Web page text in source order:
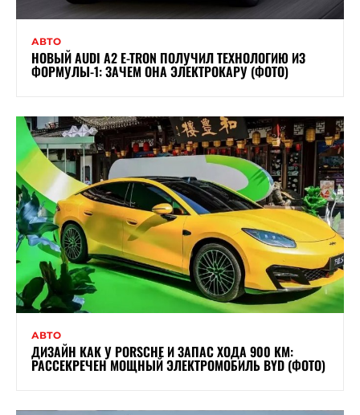
АВТО
НОВЫЙ AUDI A2 E-TRON ПОЛУЧИЛ ТЕХНОЛОГИЮ ИЗ
ФОРМУЛЫ-1: ЗАЧЕМ ОНА ЭЛЕКТРОКАРУ (ФОТО)
АВТО
ДИЗАЙН КАК У PORSCHE И ЗАПАС ХОДА 900 КМ:
РАССЕКРЕЧЕН МОЩНЫЙ ЭЛЕКТРОМОБИЛЬ BYD (ФОТО)